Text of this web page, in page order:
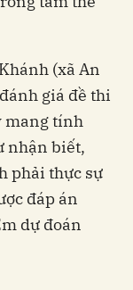
(xã An
giá đề thi
mang tính
nhận biết,
phải thực sự
đáp án
dự đoán